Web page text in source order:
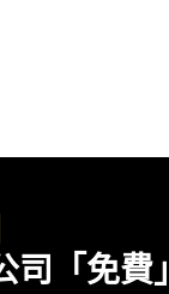
司「免費